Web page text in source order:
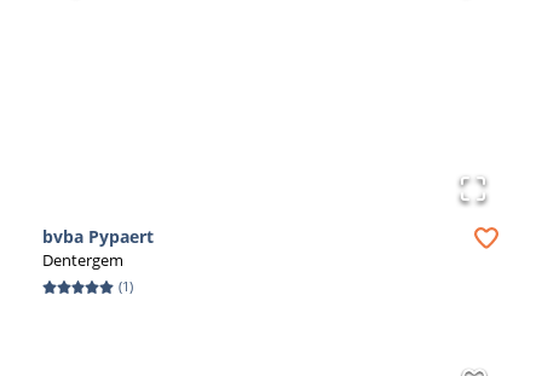
bvba Pypaert
Dentergem
(1)